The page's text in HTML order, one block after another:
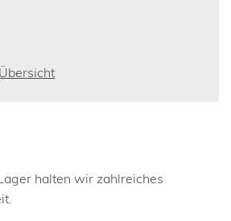
halten wir zahlreiches